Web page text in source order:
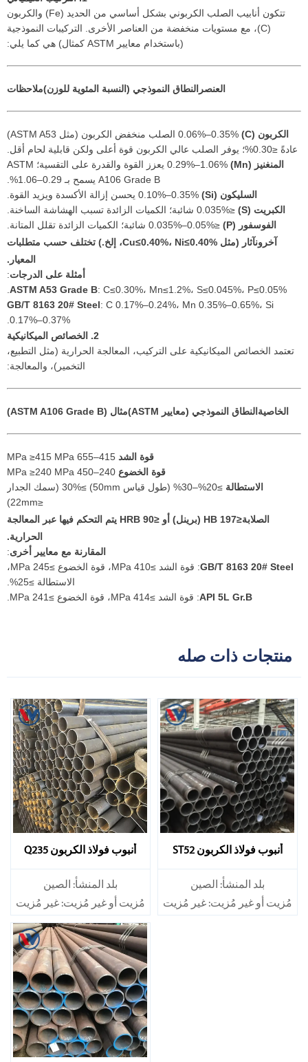
تتكون أنابيب الصلب الكربوني بشكل أساسي من الحديد (Fe) والكربون
(C)، مع مستويات منخفضة من العناصر الأخرى. التركيبات النموذجية
(باستخدام معايير ASTM كمثال) هي كما يلي:
العنصر النطاق النموذجي (النسبة المئوية للوزن)ملاحظات
الكربون (C)
0.06%–0.35% الصلب منخفض الكربون (مثل ASTM A53)
عادةً ≤0.30%؛ يوفر الصلب عالي الكربون قوة أعلى ولكن قابلية لحام أقل.
المنغنيز (Mn)
0.29%–1.06% يعزز القوة والقدرة على التقسية؛ ASTM
A106 Grade B يسمح بـ 0.29–1.06%.
السليكون (Si)
الكبريت (S)
≤0.035% شائبة؛ الكميات الزائدة تسبب الهشاشة الساخنة.
الفوسفور (P)
≤0.035%–0.05% شائبة؛ الكميات الزائدة تقلل المتانة.
آخرون
آثار (مثل Cu≤0.40%، Ni≤0.40%، إلخ.) تختلف حسب متطلبات
المعيار.
أمثلة على الدرجات:
ASTM A53 Grade B: C≤0.30%، Mn≤1.2%، S≤0.045%، P≤0.05%.
GB/T 8163 20# Steel: C 0.17%–0.24%، Mn 0.35%–0.65%، Si
0.17%–0.37%.
2. الخصائص الميكانيكية
تعتمد الخصائص الميكانيكية على التركيب، المعالجة الحرارية (مثل التطبيع،
التخمير)، والمعالجة:
الخاصية النطاق النموذجي (معايير ASTM) مثال (ASTM A106 Grade B)
قوة الشد
قوة الخضوع
الاستطالة
≥20%–30% (طول قياس 50mm) ≥30% (سمك الجدار
≤22mm)
الصلابة
≤197 HB (برينل) أو ≤90 HRB يتم التحكم فيها عبر المعالجة
الحرارية.
المقارنة مع معايير أخرى:
GB/T 8163 20# Steel
: قوة الشد ≥410 MPa، قوة الخضوع ≥245 MPa،
الاستطالة ≥25%.
API 5L Gr.B: قوة الشد ≥414 MPa، قوة الخضوع ≥241 MPa.
منتجات ذات صله
أنبوب فولاذ الكربون Q235
بلد المنشأ: الصين
مُزيت أو غير مُزيت: غير مُزيت
سبيكة أم لا: غير سبيكة
أنبوب فولاذ الكربون ST52
بلد المنشأ: الصين
مُزيت أو غير مُزيت: غير مُزيت